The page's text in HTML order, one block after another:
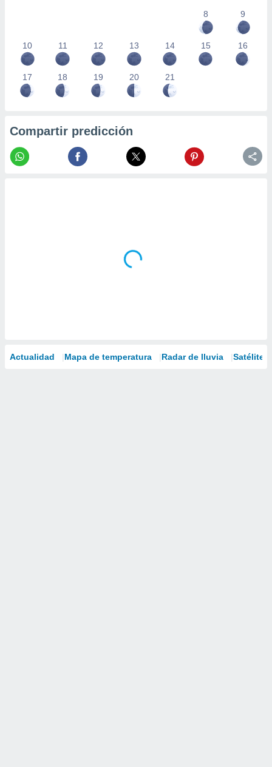
8
9
10 11 12 13 14 15 16
17 18 19 20 21
Compartir predicción
Actualidad Mapa de temperatura Radar de lluvia Satélites